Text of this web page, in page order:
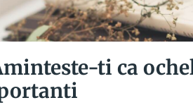
ti ca